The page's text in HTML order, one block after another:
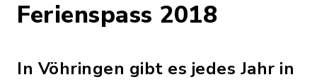
Ferienspass 2018
In Vöhringen gibt es jedes Jahr in